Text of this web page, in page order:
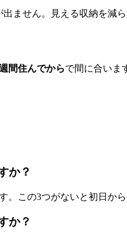
ません。見える収納を減ら
間住んでからで間に合いま
か？
。この3つがないと初日か
か？